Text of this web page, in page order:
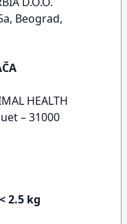
Beograd,
HEALTH
– 31000
2.5 kg